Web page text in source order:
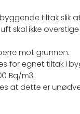
tiltak slik
skal ikke
mot grunnen.
for egnet tiltak i
Bq/m3.
at dette er